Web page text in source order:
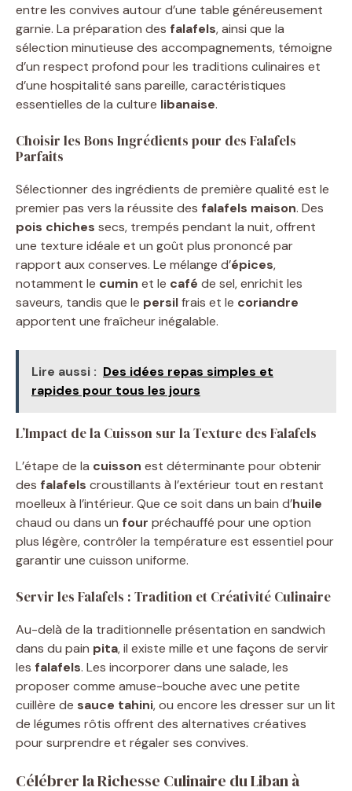
entre les convives autour d’une table généreusement
garnie. La préparation des falafels, ainsi que la
sélection minutieuse des accompagnements, témoigne
d’un respect profond pour les traditions culinaires et
d’une hospitalité sans pareille, caractéristiques
essentielles de la culture libanaise.
Choisir les Bons Ingrédients pour des Falafels
Parfaits
Sélectionner des ingrédients de première qualité est le
premier pas vers la réussite des falafels maison. Des
pois chiches secs, trempés pendant la nuit, offrent
une texture idéale et un goût plus prononcé par
rapport aux conserves. Le mélange d’épices,
notamment le cumin et le café de sel, enrichit les
saveurs, tandis que le persilfrais et le coriandre
apportent une fraîcheur inégalable.
Lire aussi : Des idées repas simples et
rapides pour tous les jours
L’Impact de la Cuisson sur la Texture des Falafels
L’étape de la cuisson est déterminante pour obtenir
des falafels croustillants à l’extérieur tout en restant
moelleux à l’intérieur. Que ce soit dans un bain d’huile
chaud ou dans un four préchauffé pour une option
plus légère, contrôler la température est essentiel pour
garantir une cuisson uniforme.
Servir les Falafels : Tradition et Créativité Culinaire
Au-delà de la traditionnelle présentation en sandwich
dans du pain pita, il existe mille et une façons de servir
les falafels. Les incorporer dans une salade, les
proposer comme amuse-bouche avec une petite
cuillère de sauce tahini, ou encore les dresser sur un lit
de légumes rôtis offrent des alternatives créatives
pour surprendre et régaler ses convives.
Célébrer la Richesse Culinaire du Liban à